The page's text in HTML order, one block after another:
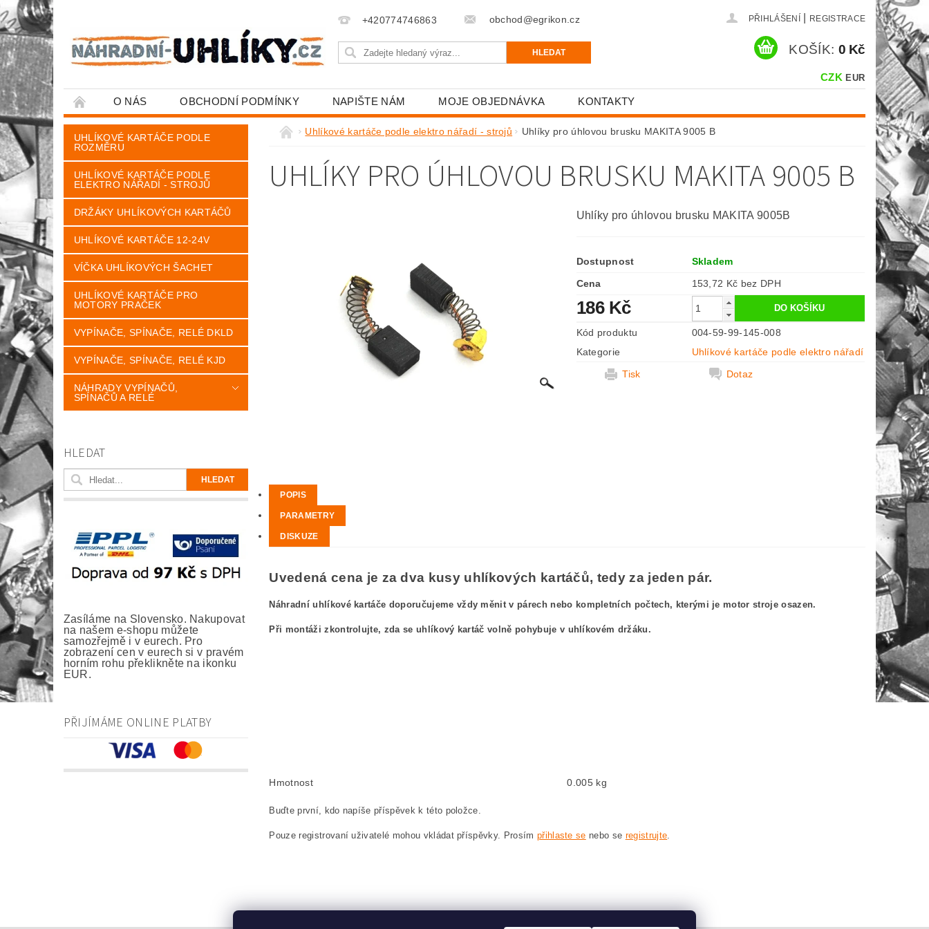
+420774746863 obchod@egrikon.cz PŘIHLÁŠENÍ REGISTRACE
CZK EUR
KOŠÍK: 0 Kč
O NÁS OBCHODNÍ PODMÍNKY NAPIŠTE NÁM MOJE OBJEDNÁVKA KONTAKTY
UHLÍKOVÉ KARTÁČE PODLE
ROZMĚRU
UHLÍKOVÉ KARTÁČE PODLE
ELEKTRO NÁŘADÍ - STROJŮ
DRŽÁKY UHLÍKOVÝCH KARTÁČŮ
UHLÍKOVÉ KARTÁČE 12-24V
VÍČKA UHLÍKOVÝCH ŠACHET
UHLÍKOVÉ KARTÁČE PRO
MOTORY PRAČEK
VYPÍNAČE, SPÍNAČE, RELÉ DKLD
VYPÍNAČE, SPÍNAČE, RELÉ KJD
NÁHRADY VYPÍNAČŮ,
SPÍNAČŮ A RELÉ
HLEDAT
Zasíláme na Slovensko. Nakupovat
na našem e-shopu můžete
samozřejmě i v eurech. Pro
zobrazení cen v eurech si v pravém
horním rohu překlikněte na ikonku
EUR.
PŘIJÍMÁME ONLINE PLATBY
Uhlíkové kartáče podle elektro nářadí - strojů Uhlíky pro úhlovou brusku MAKITA 9005 B
UHLÍKY PRO ÚHLOVOU BRUSKU MAKITA 9005 B
Uhlíky pro úhlovou brusku MAKITA 9005B
Dostupnost
Skladem
Cena
153,72 Kč bez DPH
186 Kč
Kód produktu
004-59-99-145-008
Kategorie
Uhlíkové kartáče podle elektro nářadí
Tisk
Dotaz
POPIS
PARAMETRY
DISKUZE
Uvedená cena je za dva kusy uhlíkových kartáčů, tedy za jeden pár.
Náhradní uhlíkové kartáče doporučujeme vždy měnit v párech nebo kompletních počtech, kterými je motor stroje osazen.
Při montáži zkontrolujte, zda se uhlíkový kartáč volně pohybuje v uhlíkovém držáku.
Hmotnost 0.005 kg
Buďte první, kdo napíše příspěvek k této položce.
Pouze registrovaní uživatelé mohou vkládat příspěvky. Prosím přihlaste se nebo se registrujte.